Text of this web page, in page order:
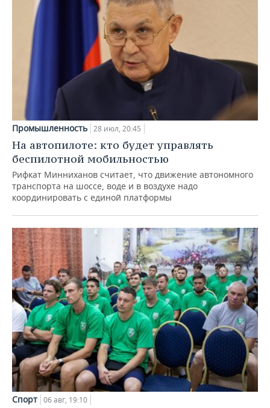
Промышленность 28 июл, 20:45
На автопилоте: кто будет управлять
беспилотной мобильностью
Рифкат Минниханов считает, что движение автономного
транспорта на шоссе, воде и в воздухе надо
координировать с единой платформы
Спорт 06 авг, 19:10